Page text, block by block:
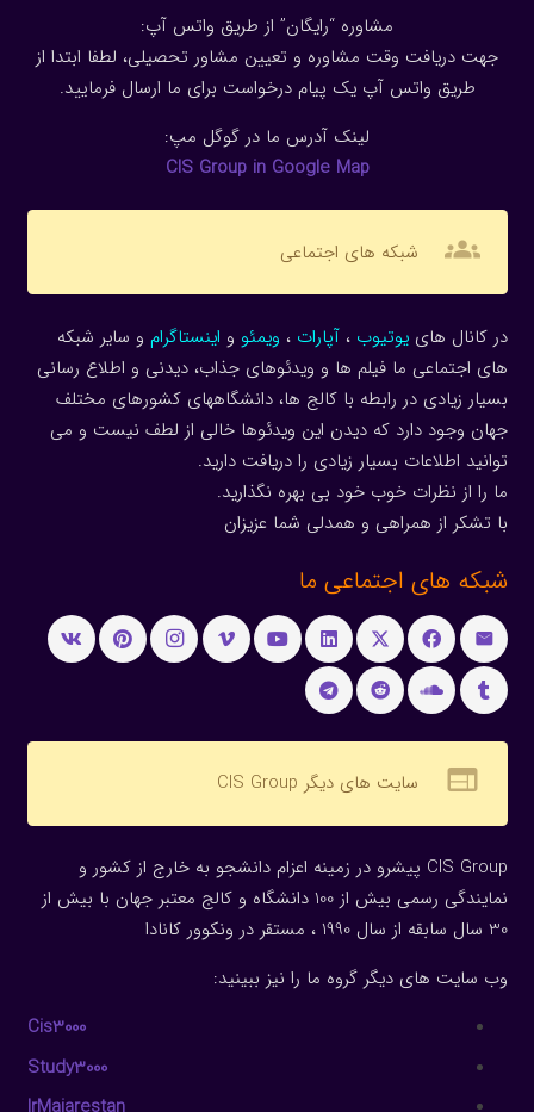
مشاوره “رایگان” از طریق واتس آپ:
جهت دریافت وقت مشاوره و تعیین مشاور تحصیلی، لطفا ابتدا از
طریق واتس آپ یک پیام درخواست برای ما ارسال فرمایید.
لینک آدرس ما در گوگل مپ:
CIS Group in Google Map
groups شبکه های اجتماعی
در کانال هاییوتیوب ، آپارات ، ویمئو و اینستاگرام و سایر شبکه
های اجتماعی ما فیلم ها و ویدئوهای جذاب، دیدنی و اطلاع رسانی
بسیار زیادی در رابطه با کالج ها، دانشگاههای کشورهای مختلف
جهان وجود دارد که دیدن این ویدئوها خالی از لطف نیست و می
توانید اطلاعات بسیار زیادی را دریافت دارید.
ما را از نظرات خوب خود بی بهره نگذارید.
با تشکر از همراهی و همدلی شما عزیزان
شبکه های اجتماعی ما
web سایت های دیگر CIS Group
CIS Group پیشرو در زمینه اعزام دانشجو به خارج از کشور و
نمایندگی رسمی بیش از 100 دانشگاه و کالج معتبر جهان با بیش از
30 سال سابقه از سال 1990 ، مستقر در ونکوور کانادا
وب سایت های دیگر گروه ما را نیز ببینید:
Cis3000
Study3000